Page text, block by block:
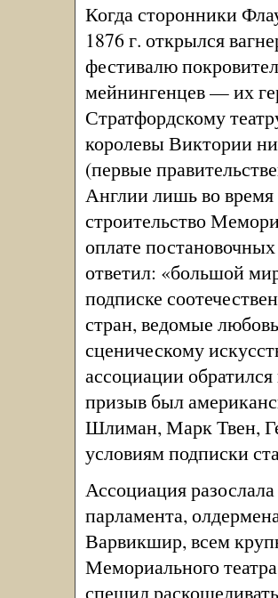
Когда сторонники
1876 г. открылся
фестивалю
мейнингенцев — их
Стратфордскому
королевы Виктории
(первые
Англии лишь во время
строительство
оплате
ответил: «большой
подписке
стран, ведомые
сценическому
ассоциации
призыв был
Шлиман, Марк Твен,
условиям подписки
Ассоциация
парламента,
Варвикшир, всем
Мемориального
спешил